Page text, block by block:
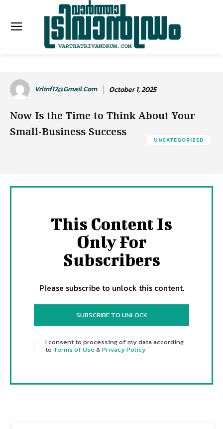
Vrlinf12@gmail.com October 1, 2025
Now Is the Time to Think About Your
Small-Business Success
UNCATEGORIZED
This Content Is
Only For
Subscribers
Please subscribe to unlock this content.
SUBSCRIBE TO UNLOCK
I consent to processing of my data according
to Terms of Use& Privacy Policy